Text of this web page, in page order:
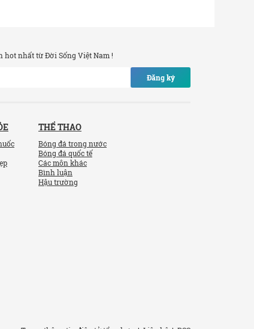
nhất từ Đời Sống Việt Nam !
Đăng ký
THỂ THAO
Bóng đá trong nước
Bóng đá quốc tế
Các môn khác
Bình luận
Hậu trường